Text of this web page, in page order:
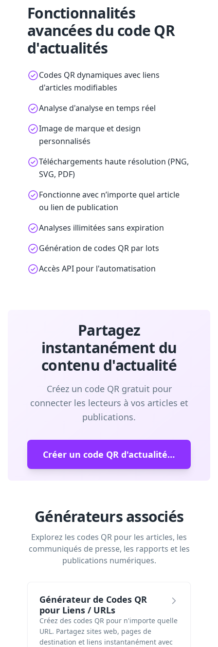
Fonctionnalités
avancées du code QR
d'actualités
Codes QR dynamiques avec liens
d'articles modifiables
Analyse d'analyse en temps réel
Image de marque et design
personnalisés
Téléchargements haute résolution (PNG,
SVG, PDF)
Fonctionne avec n’importe quel article
ou lien de publication
Analyses illimitées sans expiration
Génération de codes QR par lots
Accès API pour l'automatisation
Partagez
instantanément du
contenu d'actualité
Créez un code QR gratuit pour
connecter les lecteurs à vos articles et
publications.
Créer un code QR d'actualités gratuit
Générateurs associés
Explorez les codes QR pour les articles, les
communiqués de presse, les rapports et les
publications numériques.
Générateur de Codes QR
pour Liens / URLs
Créez des codes QR pour n'importe quelle
URL. Partagez sites web, pages de
destination et liens instantanément avec